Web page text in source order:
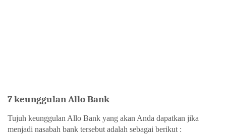
7 keunggulan Allo Bank
Tujuh keunggulan Allo Bank yang akan Anda dapatkan jika
menjadi nasabah bank tersebut adalah sebagai berikut :